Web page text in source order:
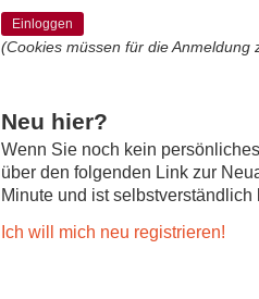
Einloggen
(Cookies müssen für die Anmeldung
Neu hier?
Wenn Sie noch kein
über den folgenden Link zur
Minute und ist selbstverständlich
Ich will mich neu registrieren!